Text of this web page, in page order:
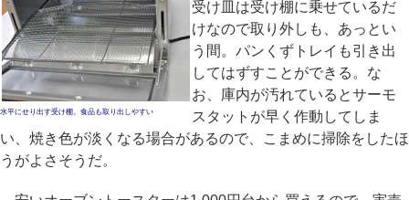
水平にせり出す受け棚。食品も取り出しやすい
受け皿は受け棚に乗せているだ
けなので取り外しも、あっとい
う間。パンくずトレイも引き出
してはずすことができる。な
お、庫内が汚れているとサーモ
スタットが早く作動してしま
い、焼き色が淡くなる場合があるので、こまめに掃除をしたほ
うがよさそうだ。